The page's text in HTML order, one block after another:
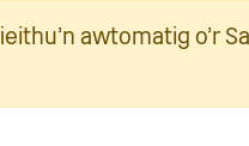
awtomatig o'r